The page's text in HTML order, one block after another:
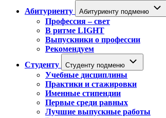
Абитуриенту
Абитуриенту подменю
Профессия – свет
В ритме LIGHT
Выпускники о профессии
Рекомендуем
Студенту
Студенту подменю
Учебные дисциплины
Практики и стажировки
Именные стипендии
Первые среди равных
Лучшие выпускные работы